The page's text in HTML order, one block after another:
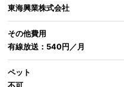
東海興業株式会社
その他費用
有線放送：540円／月
ペット
不可